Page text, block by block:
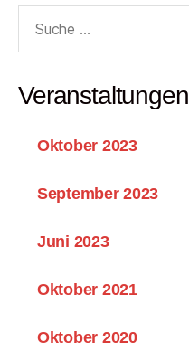
nach:
Veranstaltungen
Oktober 2023
September 2023
Juni 2023
Oktober 2021
Oktober 2020